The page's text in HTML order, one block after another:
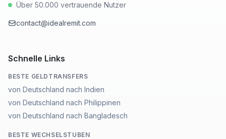
Über 50.000 vertrauende Nutzer
contact@idealremit.com
Schnelle Links
BESTE GELDTRANSFERS
von Deutschland nach Indien
von Deutschland nach Philippinen
von Deutschland nach Bangladesch
BESTE WECHSELSTUBEN